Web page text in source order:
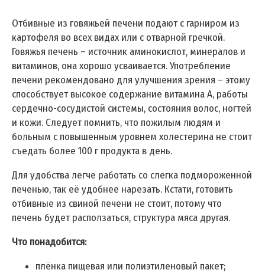
Отбивные из говяжьей печени подают с гарниром из
картофеля во всех видах или с отварной гречкой.
Говяжья печень – источник аминокислот, минералов и
витаминов, она хорошо усваивается. Употребление
печени рекомендовано для улучшения зрения – этому
способствует высокое содержание витамина A, работы
сердечно-сосудистой системы, состояния волос, ногтей
и кожи. Следует помнить, что пожилым людям и
больным с повышенным уровнем холестерина не стоит
съедать более 100 г продукта в день.
Для удобства легче работать со слегка подмороженной
печенью, так её удобнее нарезать. Кстати, готовить
отбивные из свиной печени не стоит, потому что
печень будет расползаться, структура мяса другая.
Что понадобится:
плёнка пищевая или полиэтиленовый пакет;